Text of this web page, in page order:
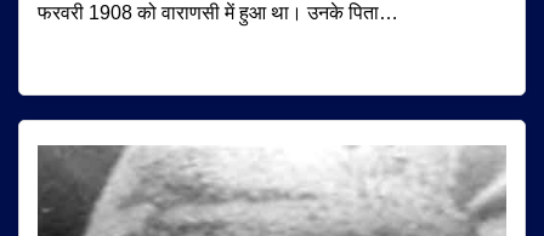
फरवरी 1908 को वाराणसी में हुआ था। उनके पिता…